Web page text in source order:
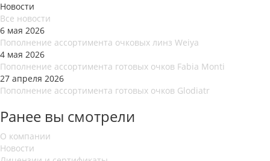
Новости
Все новости
6 мая 2026
Пополнение ассортимента очковых линз Weiya
4 мая 2026
Пополнение ассортимента готовых очков Fabia Monti
27 апреля 2026
Пополнение ассортимента готовых очков Glodiatr
Ранее вы смотрели
О компании
Новости